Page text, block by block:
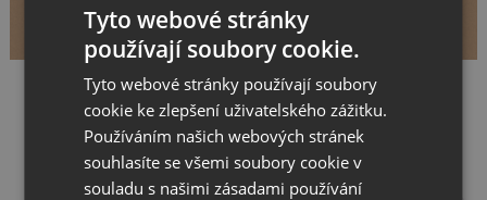
35 recenzíSáčky na psí exkrementy
Tyto webové stránky
používají soubory cookie.
Tyto webové stránky používají soubory
cookie ke zlepšení uživatelského zážitku.
Používáním našich webových stránek
souhlasíte se všemi soubory cookie v
souladu s našimi zásadami používání